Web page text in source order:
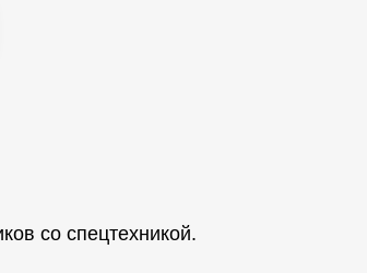
со спецтехникой.